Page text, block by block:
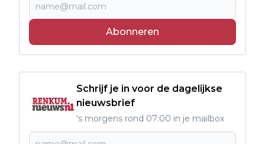
Abonneren
Schrijf je in voor de dagelijkse
nieuwsbrief
's morgens rond 07:00 in je mailbox